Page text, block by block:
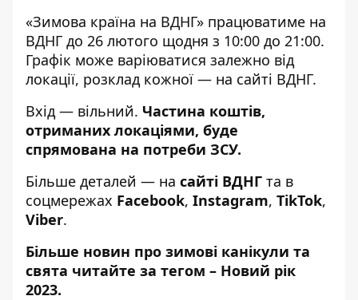
«Зимова країна на ВДНГ» працюватиме на
ВДНГ до 26 лютого щодня з 10:00 до 21:00.
Графік може варіюватися залежно від
локації, розклад кожної — на сайті ВДНГ.
Вхід — вільний. Частина коштів,
отриманих локаціями, буде
спрямована на потреби ЗСУ.
Більше деталей — на сайті ВДНГ та в
соцмережах Facebook, Instagram, TikTok,
Viber.
Більше новин про зимові канікули та
свята читайте за тегом – Новий рік
2023.